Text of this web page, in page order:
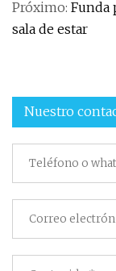
Próximo: Funda
sala de estar
Nuestro